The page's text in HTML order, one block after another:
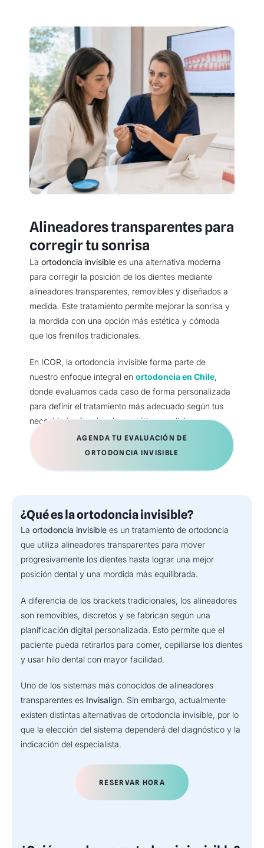
Alineadores transparentes para
corregir tu sonrisa
La ortodoncia invisible es una alternativa moderna
para corregir la posición de los dientes mediante
alineadores transparentes, removibles y diseñados a
medida. Este tratamiento permite mejorar la sonrisa y
la mordida con una opción más estética y cómoda
que los frenillos tradicionales.
En ICOR, la ortodoncia invisible forma parte de
nuestro enfoque integral en ortodoncia en Chile,
donde evaluamos cada caso de forma personalizada
para definir el tratamiento más adecuado según tus
necesidades funcionales, estéticas y clínicas.
AGENDA TU EVALUACIÓN DE
ORTODONCIA INVISIBLE
¿Qué es la ortodoncia invisible?
La ortodoncia invisible es un tratamiento de ortodoncia
que utiliza alineadores transparentes para mover
progresivamente los dientes hasta lograr una mejor
posición dental y una mordida más equilibrada.
A diferencia de los brackets tradicionales, los alineadores
son removibles, discretos y se fabrican según una
planificación digital personalizada. Esto permite que el
paciente pueda retirarlos para comer, cepillarse los dientes
y usar hilo dental con mayor facilidad.
Uno de los sistemas más conocidos de alineadores
transparentes es Invisalign. Sin embargo, actualmente
existen distintas alternativas de ortodoncia invisible, por lo
que la elección del sistema dependerá del diagnóstico y la
indicación del especialista.
RESERVAR HORA